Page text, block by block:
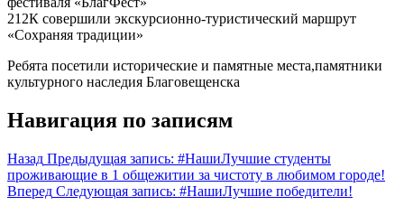
212К совершили экскурсионно-туристический маршрут
«Сохраняя традиции»
Ребята посетили исторические и памятные места,памятники
культурного наследия Благовещенска
Навигация по записям
Назад Предыдущая запись: #НашиЛучшие студенты
проживающие в 1 общежитии за чистоту в любимом городе!
Вперед Следующая запись: #НашиЛучшие победители!